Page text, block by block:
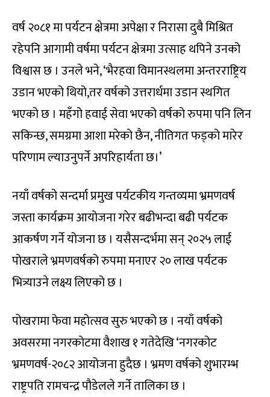
वर्ष २०८१ मा पर्यटन क्षेत्रमा अपेक्षा र निरासा दुबै मिश्रित
रहेपनि आगामी वर्षमा पर्यटन क्षेत्रमा उत्साह थपिने उनको
विश्वास छ । उनले भने, ‘भैरहवा विमानस्थलमा अन्तरराष्ट्रिय
उडान भएको थियो,तर वर्षको उत्तरार्धमा उडान स्थगित
भएको छ । महँगो हवाई सेवा भएको वर्षको रुपमा पनि लिन
सकिन्छ, समग्रमा आशा मरेको छैन, नीतिगत फड्को मारेर
परिणाम ल्याउनुपर्ने अपरिहार्यता छ।’
नयाँ वर्षको सन्दर्मा प्रमुख पर्यटकीय गन्तव्यमा भ्रमणवर्ष
जस्ता कार्यक्रम आयोजना गरेर बढीभन्दा बढी पर्यटक
आकर्षण गर्ने योजना छ । यसैसन्दर्भमा सन् २०२५ लाई
पोखराले भ्रमणवर्षको रुपमा मनाएर २० लाख पर्यटक
भित्र्याउने लक्ष्य लिएको छ ।
पोखरामा फेवा महोत्सव सुरु भएको छ । नयाँ वर्षको
अवसरमा नगरकोटमा वैशाख १ गतेदेखि ‘नगरकोट
भ्रमणवर्ष-२०८२ आयोजना हुदैछ । भ्रमण वर्षको शुभारम्भ
राष्ट्रपति रामचन्द्र पौडेलले गर्ने तालिका छ ।